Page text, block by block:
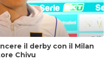
il derby con il Milan
Chivu